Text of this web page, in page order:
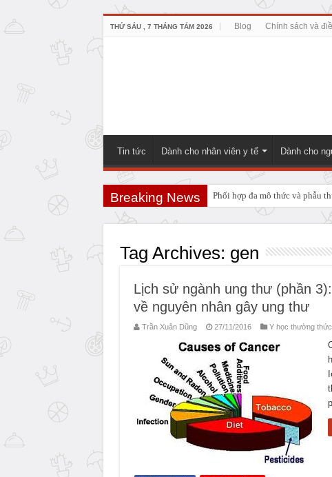
THỨ SÁU , 7 THÁNG TÁM 2026 Blog Chính sách và
Tin tức Dành cho nhân viên y tế Dành cho
Breaking News Phối hợp đa mô thức và phẫu
PHẪU THUẬT NEUHAUS:
Tag Archives: gen
Lịch sử ngành ung thư (phần
về nguyên nhân gây ung thư
Trần Xuân Dũng 27/11/2016 Y học thường thức